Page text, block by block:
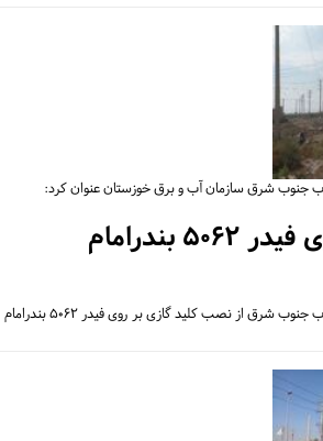
شرق سازمان آب و برق خوزستان عنوان کرد:
نصب کلید گازی فیدر ۵۰۶۲ بندرامام
معاونت فنی و مهندسی شرکت آب جنوب شرق از نصب کلید گازی بر روی فیدر ۵۰۶۲ بندرامام